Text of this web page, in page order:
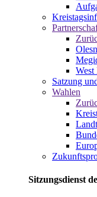
West
Satzung
Wahlen
Sitzungsdienst